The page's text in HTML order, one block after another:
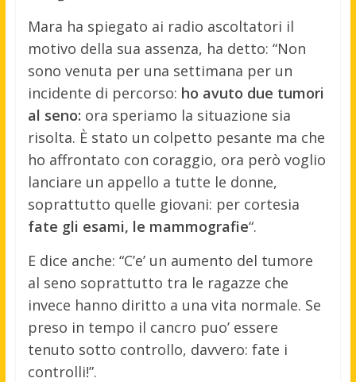
Mara ha spiegato ai radio ascoltatori il
motivo della sua assenza, ha detto: “Non
sono venuta per una settimana per un
incidente di percorso: ho avuto due tumori
al seno: ora speriamo la situazione sia
risolta. È stato un colpetto pesante ma che
ho affrontato con coraggio, ora però voglio
lanciare un appello a tutte le donne,
soprattutto quelle giovani: per cortesia
fate gli esami, le mammografie“.
E dice anche: “C’e’ un aumento del tumore
al seno soprattutto tra le ragazze che
invece hanno diritto a una vita normale. Se
preso in tempo il cancro puo’ essere
tenuto sotto controllo, davvero: fate i
controlli!”.